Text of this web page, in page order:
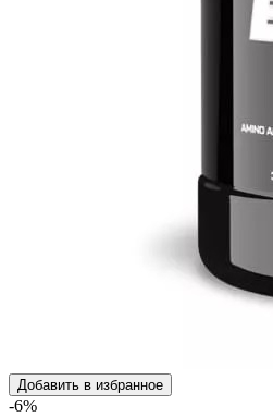
Добавить в избранное
-6%